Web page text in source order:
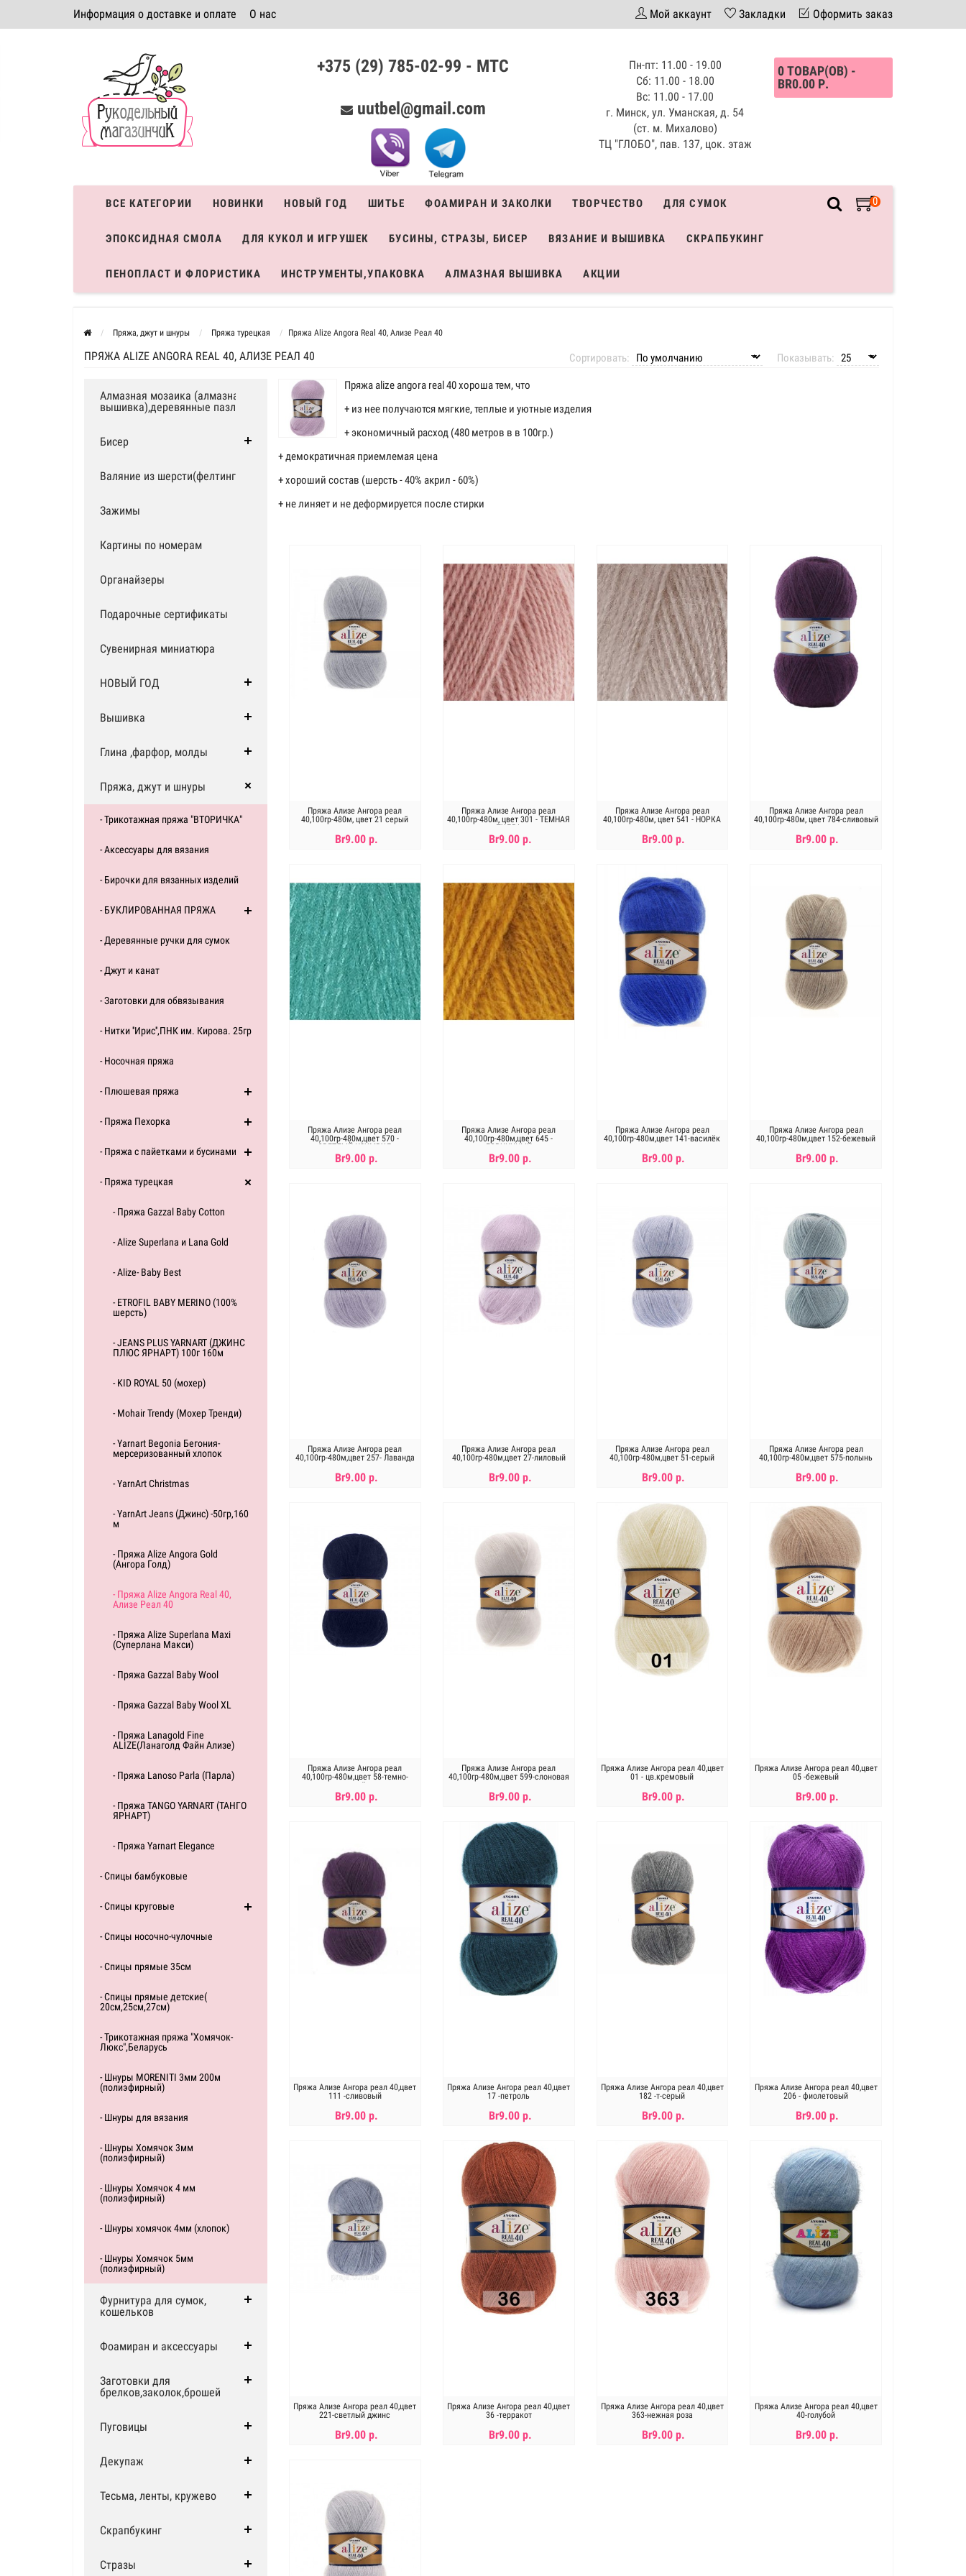
Информация о доставке и оплате О нас
Система скидок
Мой аккаунт Закладки Оформить заказ
+375 (29) 785-02-99 - МТС
uutbel@gmail.com
Пн-пт: 11.00 - 19.00
Сб: 11.00 - 18.00
Вс: 11.00 - 17.00
г. Минск, ул. Уманская, д. 54
(ст. м. Михалово)
ТЦ "ГЛОБО", пав. 137, цок. этаж
0 ТОВАР(ОВ) -
BR0.00 Р.
0
ВСЕ КАТЕГОРИИ НОВИНКИ НОВЫЙ ГОД ШИТЬЕ ФОАМИРАН И ЗАКОЛКИ ТВОРЧЕСТВО ДЛЯ СУМОК
ЭПОКСИДНАЯ СМОЛА ДЛЯ КУКОЛ И ИГРУШЕК БУСИНЫ, СТРАЗЫ, БИСЕР ВЯЗАНИЕ И ВЫШИВКА СКРАПБУКИНГ
ПЕНОПЛАСТ И ФЛОРИСТИКА ИНСТРУМЕНТЫ,УПАКОВКА АЛМАЗНАЯ ВЫШИВКА АКЦИИ
Пряжа, джут и шнуры Пряжа турецкая Пряжа Alize Angora Real 40, Ализе Реал 40
ПРЯЖА ALIZE ANGORA REAL 40, АЛИЗЕ РЕАЛ 40 Показывать:
Сортировать:
Алмазная мозаика (алмазная
вышивка),деревянные пазлы
Бисер
Валяние из шерсти(фелтинг)
Зажимы
Картины по номерам
Органайзеры
Подарочные сертификаты
Сувенирная миниатюра
НОВЫЙ ГОД
Вышивка
Глина ,фарфор, молды
Пряжа, джут и шнуры
- Трикотажная пряжа "ВТОРИЧКА"
- Аксессуары для вязания
- Бирочки для вязанных изделий
- БУКЛИРОВАННАЯ ПРЯЖА
- Деревянные ручки для сумок
- Джут и канат
- Заготовки для обвязывания
- Нитки ''Ирис'',ПНК им. Кирова. 25гр
- Носочная пряжа
- Плюшевая пряжа
- Пряжа Пехорка
- Пряжа с пайетками и бусинами
- Пряжа турецкая
- Пряжа Gazzal Baby Cotton
- Alize Superlana и Lana Gold
- Alize- Baby Best
- ETROFIL BABY MERINO (100%
шерсть)
- JEANS PLUS YARNART (ДЖИНС
ПЛЮС ЯРНАРТ) 100г 160м
- KID ROYAL 50 (мохер)
- Mohair Trendy (Мохер Тренди)
- Yarnart Begonia Бегония-
мерсеризованный хлопок
- YarnArt Christmas
- YarnArt Jeans (Джинс) -50гр,160
м
- Пряжа Alize Angora Gold
(Ангора Голд)
- Пряжа Alize Angora Real 40,
Ализе Реал 40
- Пряжа Alize Superlana Maxi
(Суперлана Макси)
- Пряжа Gazzal Baby Wool
- Пряжа Gazzal Baby Wool XL
- Пряжа Lanagold Fine
ALIZE(Ланаголд Файн Ализе)
- Пряжа Lanoso Parla (Парла)
- Пряжа TANGO YARNART (ТАНГО
ЯРНАРТ)
- Пряжа Yarnart Elegance
- Спицы бамбуковые
- Спицы круговые
- Спицы носочно-чулочные
- Спицы прямые 35см
- Спицы прямые детские(
20см,25см,27см)
- Трикотажная пряжа "Хомячок-
Люкс",Беларусь
- Шнуры MORENITI 3мм 200м
(полиэфирный)
- Шнуры для вязания
- Шнуры Хомячок 3мм
(полиэфирный)
- Шнуры Хомячок 4 мм
(полиэфирный)
- Шнуры хомячок 4мм (хлопок)
- Шнуры Хомячок 5мм
(полиэфирный)
Фурнитура для сумок,
кошельков
Фоамиран и аксессуары
Заготовки для
брелков,заколок,брошей
Пуговицы
Декупаж
Тесьма, ленты, кружево
Скрапбукинг
Стразы
Пряжа alize angora real 40 хороша тем, что
+ из нее получаются мягкие, теплые и уютные изделия
+ экономичный расход (480 метров в в 100гр.)
+ демократичная приемлемая цена
+ хороший состав (шерсть - 40% акрил - 60%)
+ не линяет и не деформируется после стирки
Пряжа Ализе Ангора реал
40,100гр-480м, цвет 21 серый
Br9.00 р.
Пряжа Ализе Ангора реал
40,100гр-480м, цвет 301 - ТЕМНАЯ
ПУДРА
Br9.00 р.
Пряжа Ализе Ангора реал
40,100гр-480м, цвет 541 - НОРКА
Br9.00 р.
Пряжа Ализе Ангора реал
40,100гр-480м, цвет 784-сливовый
Br9.00 р.
Пряжа Ализе Ангора реал
40,100гр-480м,цвет 570 -
СВЕТЛЫЙ ИЗУМРУД
Br9.00 р.
Пряжа Ализе Ангора реал
40,100гр-480м,цвет 645 -
ГОРЧИЧНЫЙ
Br9.00 р.
Пряжа Ализе Ангора реал
40,100гр-480м,цвет 141-василёк
Br9.00 р.
Пряжа Ализе Ангора реал
40,100гр-480м,цвет 152-бежевый
Br9.00 р.
Пряжа Ализе Ангора реал
40,100гр-480м,цвет 257- Лаванда
Br9.00 р.
Пряжа Ализе Ангора реал
40,100гр-480м,цвет 27-лиловый
Br9.00 р.
Пряжа Ализе Ангора реал
40,100гр-480м,цвет 51-серый
Br9.00 р.
В КОРЗИНУ
Пряжа Ализе Ангора реал
40,100гр-480м,цвет 575-полынь
Br9.00 р.
В КОРЗИНУ
Пряжа Ализе Ангора реал
40,100гр-480м,цвет 58-темно-
синий
Br9.00 р.
Пряжа Ализе Ангора реал
40,100гр-480м,цвет 599-слоновая
Br9.00 р.
В КОРЗИНУ
Пряжа Ализе Ангора реал 40,цвет
01 - цв.кремовый
Br9.00 р.
Пряжа Ализе Ангора реал 40,цвет
05 -бежевый
Br9.00 р.
В КОРЗИНУ
Пряжа Ализе Ангора реал 40,цвет
111 -сливовый
Br9.00 р.
Пряжа Ализе Ангора реал 40,цвет
17 -петроль
Br9.00 р.
В КОРЗИНУ
Пряжа Ализе Ангора реал 40,цвет
182 -т-серый
Br9.00 р.
В КОРЗИНУ
Пряжа Ализе Ангора реал 40,цвет
206 - фиолетовый
Br9.00 р.
В КОРЗИНУ
Пряжа Ализе Ангора реал 40,цвет
221-светлый джинс
Br9.00 р.
Пряжа Ализе Ангора реал 40,цвет
36 -терракот
Br9.00 р.
Пряжа Ализе Ангора реал 40,цвет
363-нежная роза
Br9.00 р.
Пряжа Ализе Ангора реал 40,цвет
40-голубой
Br9.00 р.